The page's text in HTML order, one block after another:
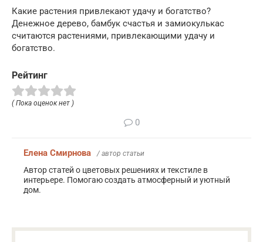
Какие растения привлекают удачу и богатство?
Денежное дерево, бамбук счастья и замиокулькас
считаются растениями, привлекающими удачу и
богатство.
Рейтинг
( Пока оценок нет )
0
Елена Смирнова / автор статьи
Автор статей о цветовых решениях и текстиле в
интерьере. Помогаю создать атмосферный и уютный
дом.